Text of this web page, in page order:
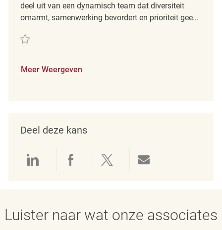
deel uit van een dynamisch team dat diversiteit
omarmt, samenwerking bevordert en prioriteit gee...
Redden Merchandising Associate REQ142296
Meer Weergeven
Deel deze kans
Delen via LinkedIn
Delen via Facebook
Delen via twitter
Luister naar wat onze associates